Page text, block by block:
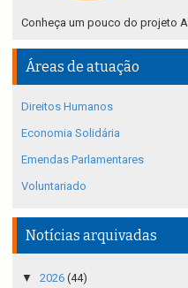
Conheça um pouco do projeto
Áreas de atuação
Direitos Humanos
Economia Solidária
Emendas Parlamentares
Voluntariado
Notícias arquivadas
▼ 2026 (44)